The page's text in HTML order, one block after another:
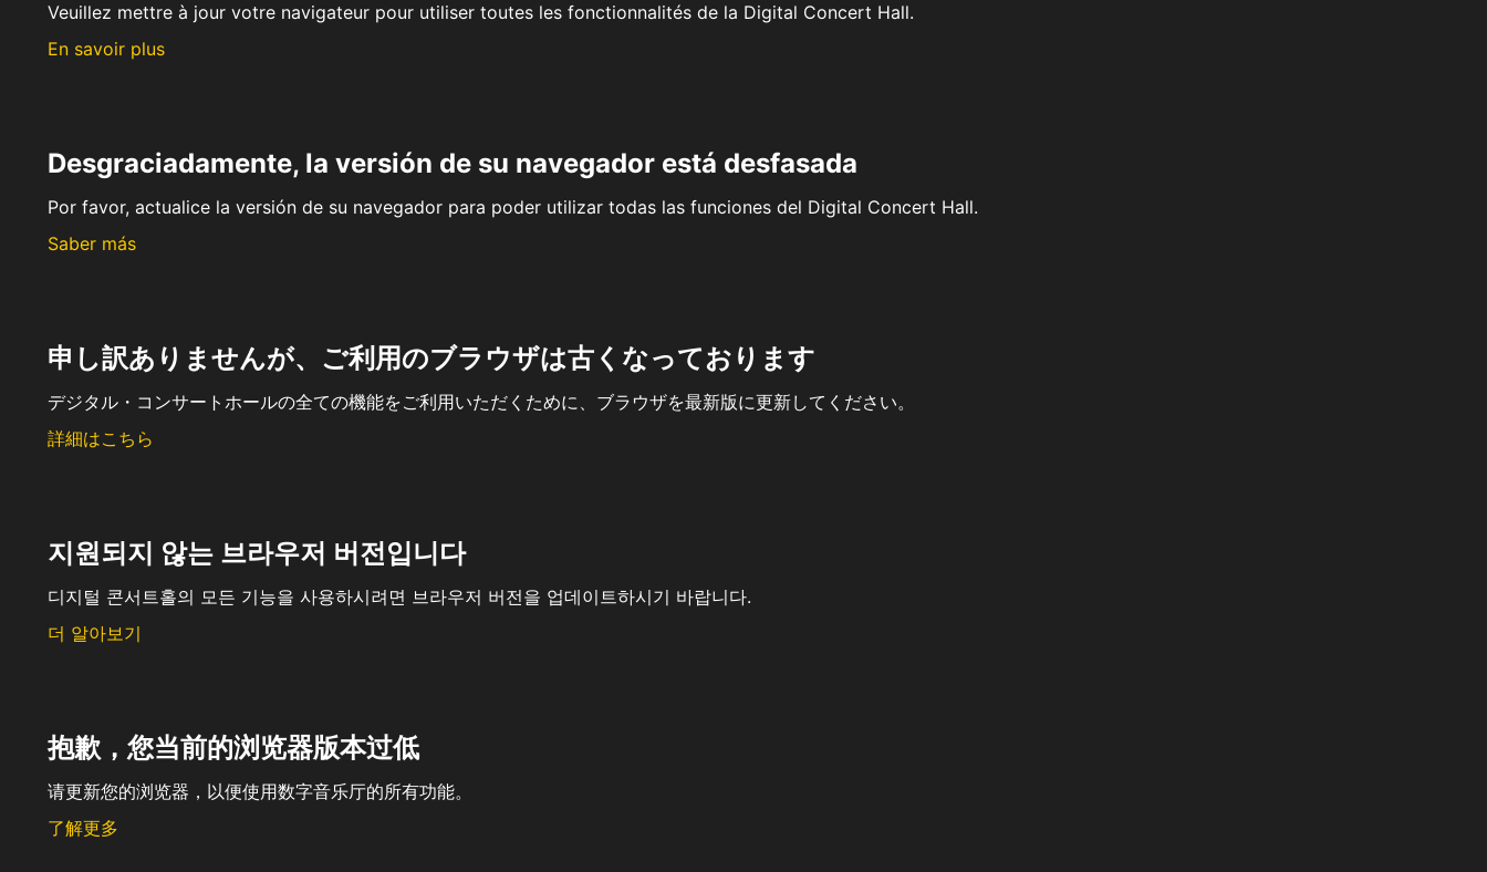
Veuillez mettre à jour votre navigateur pour utiliser toutes les fonctionnalités de la Digital Concert Hall.
En savoir plus
Desgraciadamente, la versión de su navegador está desfasada
Por favor, actualice la versión de su navegador para poder utilizar todas las funciones del Digital Concert Hall.
Saber más
申し訳ありませんが、ご利用のブラウザは古くなっております
デジタル・コンサートホールの全ての機能をご利用いただくために、ブラウザを最新版に更新してください。
詳細はこちら
지원되지 않는 브라우저 버전입니다
디지털 콘서트홀의 모든 기능을 사용하시려면 브라우저 버전을 업데이트하시기 바랍니다.
더 알아보기
抱歉，您当前的浏览器版本过低
请更新您的浏览器，以便使用数字音乐厅的所有功能。
了解更多